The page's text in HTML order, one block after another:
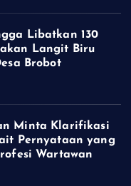
Libatkan 130
Langit Biru
Brobot
Minta Klarifikasi
Pernyataan yang
Wartawan